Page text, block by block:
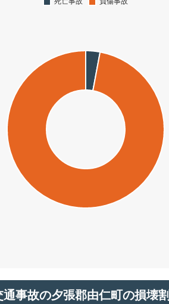
通事故の夕張郡由仁町の損壊割